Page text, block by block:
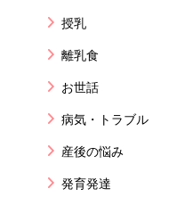
授乳
離乳食
お世話
病気・トラブル
産後の悩み
発育発達